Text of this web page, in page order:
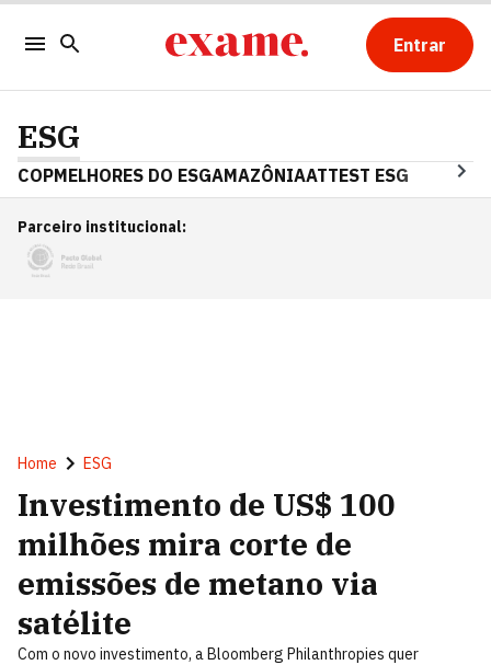
Entrar
ESG
COPMELHORES DO ESGAMAZÔNIAATTEST ESG
Parceiro institucional:
Home ESG
Investimento de US$ 100
milhões mira corte de
emissões de metano via
satélite
Com o novo investimento, a Bloomberg Philanthropies quer